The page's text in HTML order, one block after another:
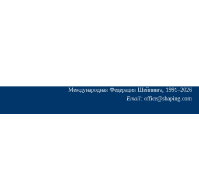
Междунаpодная Федеpация Шейпинга, 1991–2026
Email: office@shaping.com